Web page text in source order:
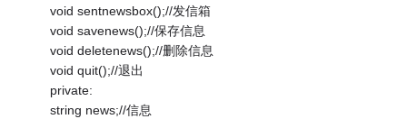
void sentnewsbox();//发信箱
void savenews();//保存信息
void deletenews();//删除信息
void quit();//退出
private:
string news;//信息